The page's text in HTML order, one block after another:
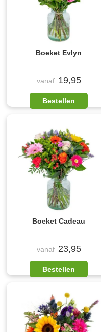
Boeket Evlyn
vanaf 19,95
Bestellen
Boeket Cadeau
vanaf 23,95
Bestellen